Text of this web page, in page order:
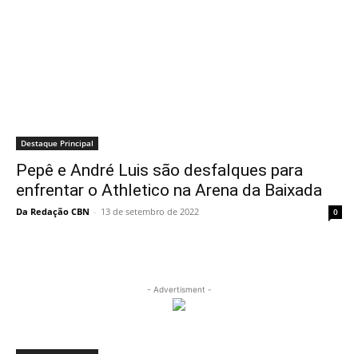
Destaque Principal
Pepê e André Luis são desfalques para
enfrentar o Athletico na Arena da Baixada
Da Redação CBN - 13 de setembro de 2022 0
- Advertisment -